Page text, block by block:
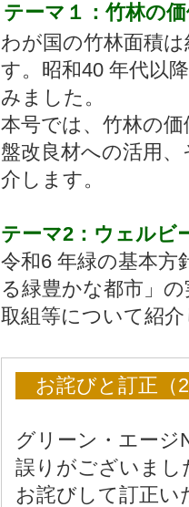
テーマ１：竹林の
わが国の竹林面積
す。昭和40 年代以
みました。
本号では、竹林の
盤改良材への活用
介します。
テーマ2：ウェルビ
令和6 年緑の基本
る緑豊かな都市」
取組等について紹
お詫びと訂正（
グリーン・エージ
誤りがございまし
お詫びして訂正い